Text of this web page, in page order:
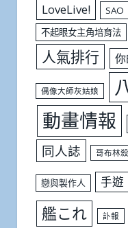
LoveLive! SAO
不起眼女主角培育法
人氣排行
偶像大師灰姑娘
動畫情報
同人誌 哥布林
戀與製作人 手遊
艦これ 訃報